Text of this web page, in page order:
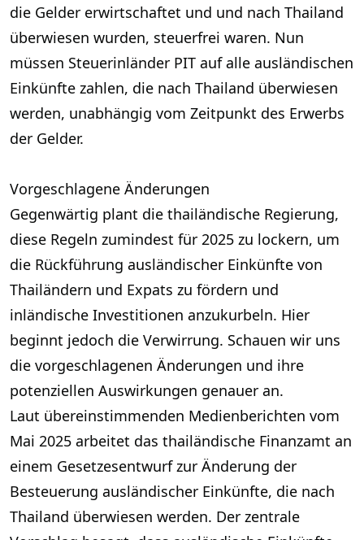
die Gelder erwirtschaftet und und nach Thailand
überwiesen wurden, steuerfrei waren. Nun
müssen Steuerinländer PIT auf alle ausländischen
Einkünfte zahlen, die nach Thailand überwiesen
werden, unabhängig vom Zeitpunkt des Erwerbs
der Gelder.
Vorgeschlagene Änderungen
Gegenwärtig plant die thailändische Regierung,
diese Regeln zumindest für 2025 zu lockern, um
die Rückführung ausländischer Einkünfte von
Thailändern und Expats zu fördern und
inländische Investitionen anzukurbeln. Hier
beginnt jedoch die Verwirrung. Schauen wir uns
die vorgeschlagenen Änderungen und ihre
potenziellen Auswirkungen genauer an.
Laut übereinstimmenden Medienberichten vom
Mai 2025 arbeitet das thailändische Finanzamt an
einem Gesetzesentwurf zur Änderung der
Besteuerung ausländischer Einkünfte, die nach
Thailand überwiesen werden. Der zentrale